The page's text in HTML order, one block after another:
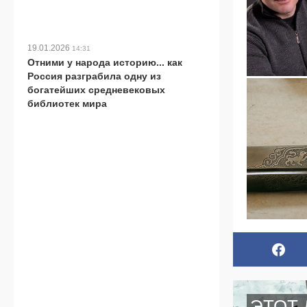
19.01.2026 14:31
Отними у народа историю... как
Россия разграбила одну из
богатейших средневековых
библиотек мира